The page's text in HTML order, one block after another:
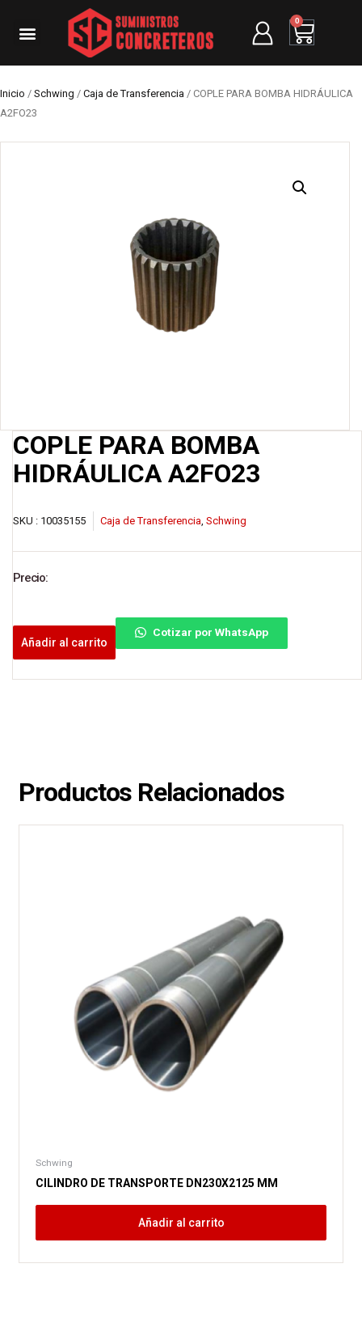
0
Inicio / Schwing / Caja de Transferencia / COPLE PARA BOMBA HIDRÁULICA
A2FO23
COPLE PARA BOMBA
HIDRÁULICA A2FO23
SKU : 10035155 Caja de Transferencia Schwing
Precio:
Añadir al carrito
Cotizar por WhatsApp
Productos Relacionados
Schwing
CILINDRO DE TRANSPORTE DN230X2125 MM
Añadir al carrito